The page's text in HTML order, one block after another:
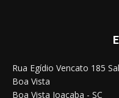
Rua Egídio Vencato 185
Boa Vista
Boa Vista Joaçaba - SC